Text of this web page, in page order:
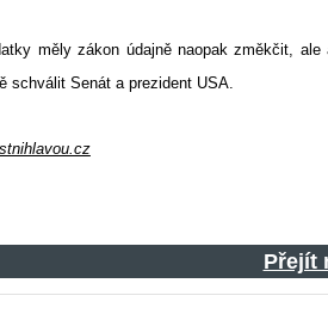
měly zákon údajně naopak změkčit,
schválit Senát a prezident USA.
Přejít